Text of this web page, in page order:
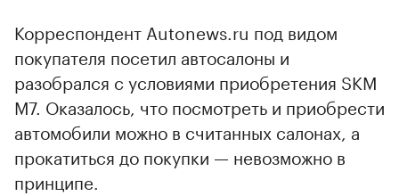
Корреспондент Autonews.ru под видом
покупателя посетил автосалоны и
разобрался с условиями приобретения SKM
M7. Оказалось, что посмотреть и приобрести
автомобили можно в считанных салонах, а
прокатиться до покупки — невозможно в
принципе.